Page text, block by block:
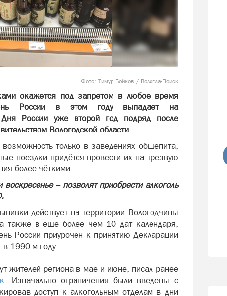
Фото: Тимур Бойков / Вологда-Поиск
окажется под запретом в любое время
России в этом году выпадает на
Дня России уже второй год подряд после
Вологодской области.
только в заведениях общепита,
поездки придётся провести их на трезвую
более чёткими.
– позволят приобрести алкоголь
действует на территории Вологодчины
также в ещё более чем 10 дат календаря,
России приурочен к принятию Декларации
в 1990-м году.
жителей региона в мае и июне, писал ранее
. Изначально ограничения были введены с
доступ к алкогольным отделам в дни